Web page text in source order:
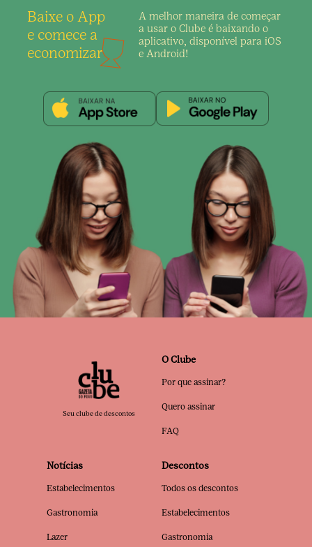
Baixe o App
e comece a
economizar
A melhor maneira de começar
a usar o Clube é baixando o
aplicativo, disponível para iOS
e Android!
Seu clube de descontos
O Clube
Por que assinar?
Quero assinar
FAQ
Notícias
Estabelecimentos
Gastronomia
Lazer
Descontos
Todos os descontos
Estabelecimentos
Gastronomia